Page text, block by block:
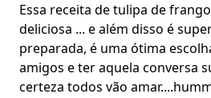
Essa receita de tulipa de
deliciosa ... e além disso é
preparada, é uma ótima
amigos e ter aquela conversa
certeza todos vão